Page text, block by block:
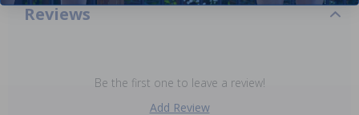
Reviews
Be the first one to leave a review!
Add Review